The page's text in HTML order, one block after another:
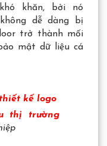
khăn, bởi nó
dễ dàng bị
trở thành mối
mật dữ liệu cá
kế logo
thị trường